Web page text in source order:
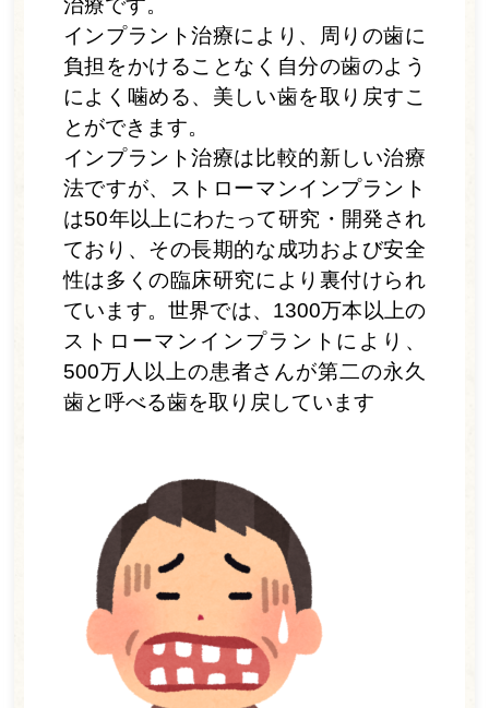
治療です。
インプラント治療により、周りの歯に
負担をかけることなく自分の歯のよう
によく噛める、美しい歯を取り戻すこ
とができます。
インプラント治療は比較的新しい治療
法ですが、ストローマンインプラント
は50年以上にわたって研究・開発され
ており、その長期的な成功および安全
性は多くの臨床研究により裏付けられ
ています。世界では、1300万本以上の
ストローマンインプラントにより、
500万人以上の患者さんが第二の永久
歯と呼べる歯を取り戻しています
よくある質問
アクセス・診療時間
お知らせ一覧
WEB予約
電話をかける